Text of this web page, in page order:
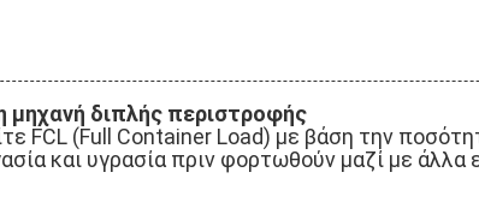
μηχανή διπλής περιστροφής
FCL (Full Container Load) με βάση την
και υγρασία πριν φορτωθούν μαζί με άλλα